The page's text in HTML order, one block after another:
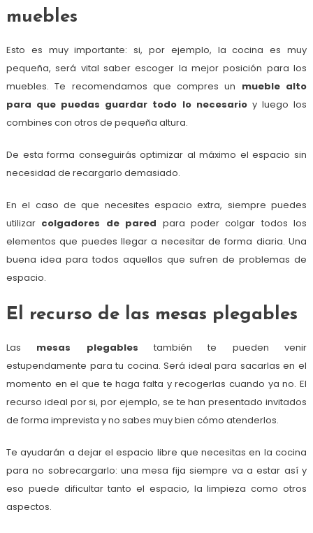
muebles
Esto es muy importante: si, por ejemplo, la cocina es muy
pequeña, será vital saber escoger la mejor posición para los
muebles. Te recomendamos que compres un mueble alto
para que puedas guardar todo lo necesario y luego los
combines con otros de pequeña altura.
De esta forma conseguirás optimizar al máximo el espacio sin
necesidad de recargarlo demasiado.
En el caso de que necesites espacio extra, siempre puedes
utilizar colgadores de pared para poder colgar todos los
elementos que puedes llegar a necesitar de forma diaria. Una
buena idea para todos aquellos que sufren de problemas de
espacio.
El recurso de las mesas plegables
Las mesas plegables también te pueden venir
estupendamente para tu cocina. Será ideal para sacarlas en el
momento en el que te haga falta y recogerlas cuando ya no. El
recurso ideal por si, por ejemplo, se te han presentado invitados
de forma imprevista y no sabes muy bien cómo atenderlos.
Te ayudarán a dejar el espacio libre que necesitas en la cocina
para no sobrecargarlo: una mesa fija siempre va a estar así y
eso puede dificultar tanto el espacio, la limpieza como otros
aspectos.